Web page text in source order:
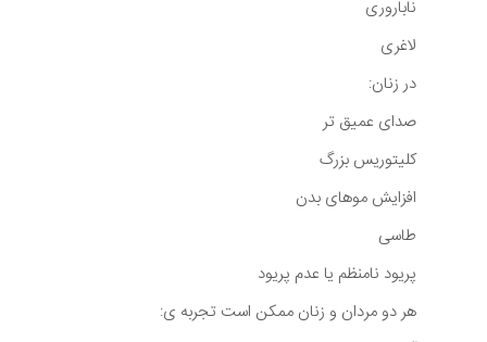
ناباروری
لاغری
در زنان:
صدای عمیق تر
کلیتوریس بزرگ
افزایش موهای بدن
طاسی
پریود نامنظم یا عدم پریود
هر دو مردان و زنان ممکن است تجربه ی: